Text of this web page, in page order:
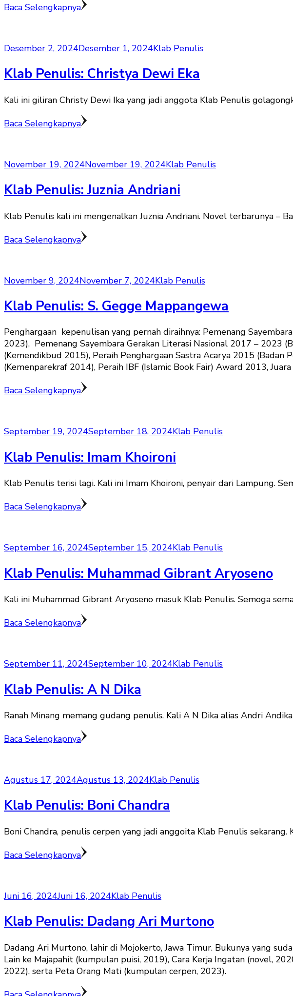
Baca Selengkapnya
Desember 2, 2024Desember 1, 2024Klab Penulis
Klab Penulis: Christya Dewi Eka
Kali ini giliran Christy Dewi Ika yang jadi anggota Klab Penulis
Baca Selengkapnya
November 19, 2024November 19, 2024Klab Penulis
Klab Penulis: Juznia Andriani
Klab Penulis kali ini mengenalkan Juznia Andriani. Novel terbarunya –
Baca Selengkapnya
November 9, 2024November 7, 2024Klab Penulis
Klab Penulis: S. Gegge Mappangewa
Penghargaan kepenulisan yang pernah diraihnya: Pemenang
2023), Pemenang Sayembara Gerakan Literasi Nasional 2017 – 2023
(Kemendikbud 2015), Peraih Penghargaan Sastra Acarya 2015
(Kemenparekraf 2014), Peraih IBF (Islamic Book Fair) Award 2013,
Baca Selengkapnya
September 19, 2024September 18, 2024Klab Penulis
Klab Penulis: Imam Khoironi
Klab Penulis terisi lagi. Kali ini Imam Khoironi, penyair dari Lampung.
Baca Selengkapnya
September 16, 2024September 15, 2024Klab Penulis
Klab Penulis: Muhammad Gibrant Aryoseno
Kali ini Muhammad Gibrant Aryoseno masuk Klab Penulis. Semoga
Baca Selengkapnya
September 11, 2024September 10, 2024Klab Penulis
Klab Penulis: A N Dika
Ranah Minang memang gudang penulis. Kali A N Dika alias Andri
Baca Selengkapnya
Agustus 17, 2024Agustus 13, 2024Klab Penulis
Klab Penulis: Boni Chandra
Boni Chandra, penulis cerpen yang jadi anggoita Klab Penulis
Baca Selengkapnya
Juni 16, 2024Juni 16, 2024Klab Penulis
Klab Penulis: Dadang Ari Murtono
Dadang Ari Murtono, lahir di Mojokerto, Jawa Timur. Bukunya yang
Lain ke Majapahit (kumpulan puisi, 2019), Cara Kerja Ingatan (novel,
2022), serta Peta Orang Mati (kumpulan cerpen, 2023).